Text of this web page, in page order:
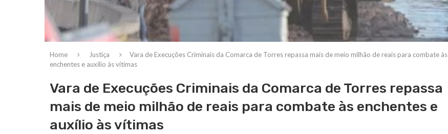
Home Justiça
Vara de Execuções Criminais da Comarca de Torres repassa mais de meio milhão de reais para combate às
enchentes e auxílio às vítimas
Vara de Execuções Criminais da Comarca de Torres repassa
mais de meio milhão de reais para combate às enchentes e
auxílio às vítimas